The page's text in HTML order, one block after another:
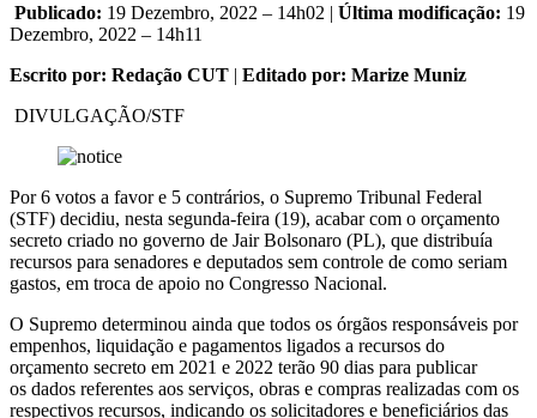
Publicado: 19 Dezembro, 2022 – 14h02 | Última modificação: 19
Dezembro, 2022 – 14h11
Escrito por: Redação CUT | Editado por: Marize Muniz
DIVULGAÇÃO/STF
Por 6 votos a favor e 5 contrários, o Supremo Tribunal Federal
(STF) decidiu, nesta segunda-feira (19), acabar com o orçamento
secreto criado no governo de Jair Bolsonaro (PL), que distribuía
recursos para senadores e deputados sem controle de como seriam
gastos, em troca de apoio no Congresso Nacional.
O Supremo determinou ainda que todos os órgãos responsáveis por
empenhos, liquidação e pagamentos ligados a recursos do
orçamento secreto em 2021 e 2022 terão 90 dias para publicar
os dados referentes aos serviços, obras e compras realizadas com os
respectivos recursos, indicando os solicitadores e beneficiários das